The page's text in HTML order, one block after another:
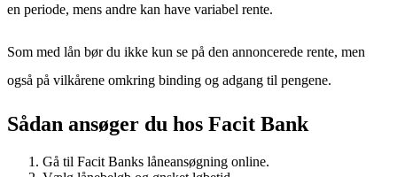
en periode, mens andre kan have variabel rente.
Som med lån bør du ikke kun se på den annoncerede rente, men
også på vilkårene omkring binding og adgang til pengene.
Sådan ansøger du hos Facit Bank
Gå til Facit Banks låneansøgning online.